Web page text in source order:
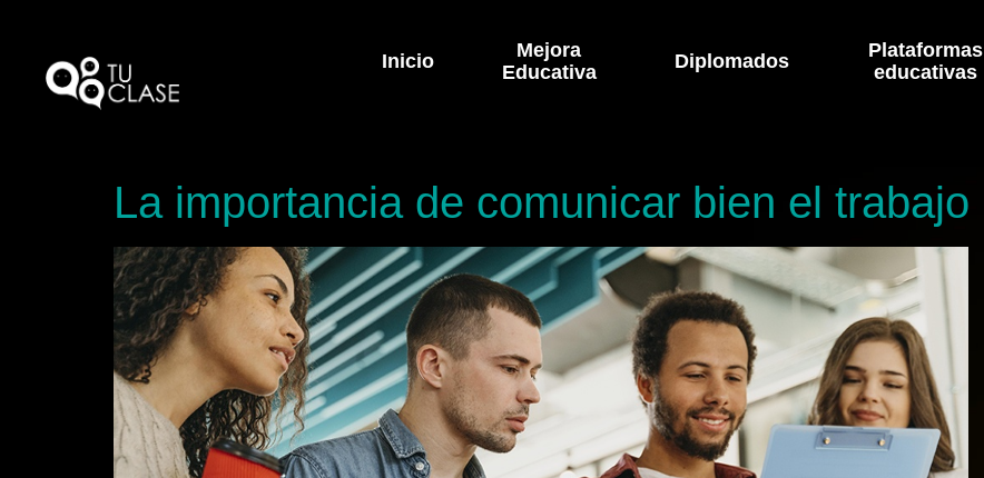
Inicio
Mejora
Educativa
Diplomados
Plataformas
educativas
La importancia de comunicar bien el trabajo